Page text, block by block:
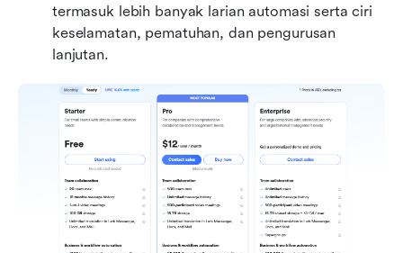
termasuk lebih banyak larian automasi serta ciri
keselamatan, pematuhan, dan pengurusan
lanjutan.